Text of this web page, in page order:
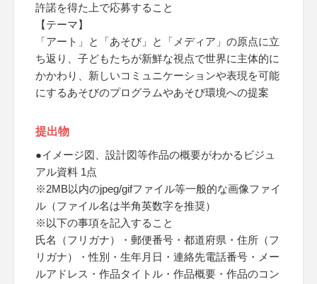
許諾を得た上で応募すること
【テーマ】
「アート」と「あそび」と「メディア」の原点に立
ち返り、子どもたちが新鮮な視点で世界に主体的に
かかわり、新しいコミュニケーションや表現を可能
にするあそびのプログラムやあそび環境への提案
提出物
●イメージ図、設計図等作品の概要がわかるビジュ
アル資料 1点
※2MB以内のjpeg/gifファイル等一般的な画像ファイ
ル（ファイル名は半角英数字を推奨）
※以下の事項を記入すること
氏名（フリガナ）・郵便番号・都道府県・住所（フ
リガナ）・性別・生年月日・連絡先電話番号・メー
ルアドレス・作品タイトル・作品概要・作品のコン